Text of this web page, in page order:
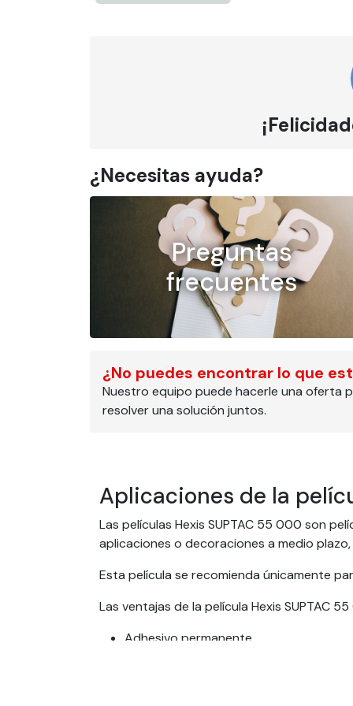
¿Necesitas ayuda?
Preguntas
frecuentes
¿No puedes encontrar lo que
Nuestro equipo puede hacerle una oferta
resolver una solución juntos.
Aplicaciones de la
Las películas Hexis SUPTAC 55 000 son
aplicaciones o decoraciones a medio
Esta película se recomienda únicamente
Las ventajas de la película Hexis SUPTAC
Adhesivo permanente